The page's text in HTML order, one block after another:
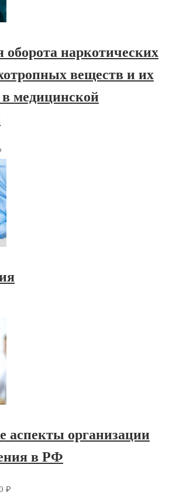
оборота наркотических
веществ и их
в медицинской
аспекты организации
в РФ
₽